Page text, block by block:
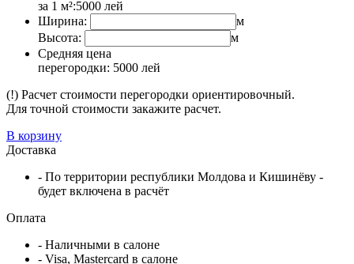
за 1 м²:5000 лей
Ширина:
м
Высота:
м
Средняя цена
перегородки: 5000 лей
(!) Расчет стоимости перегородки ориентировочный.
Для точной стоимости закажите расчет.
В корзину
Доставка
- По территории республики Молдова и Кишинёву -
будет включена в расчёт
Оплата
- Наличными в салоне
- Visa, Mastercard в салоне